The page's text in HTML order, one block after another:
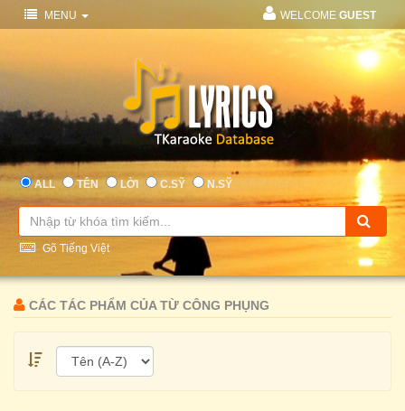
MENU WELCOME GUEST
ALL TÊN LỜI C.SỸ N.SỸ
Gõ Tiếng Việt
CÁC TÁC PHẨM CỦA TỪ CÔNG PHỤNG